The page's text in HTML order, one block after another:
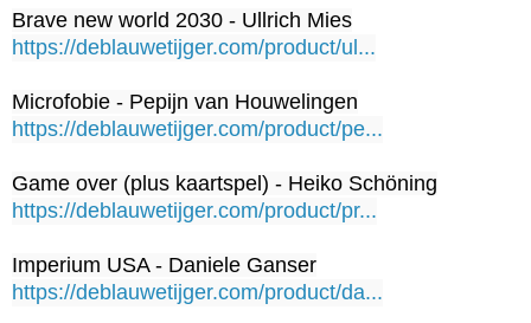
https://deblauwetijger.com/product/ul...
https://deblauwetijger.com/product/pe...
https://deblauwetijger.com/product/pr...
https://deblauwetijger.com/product/da...